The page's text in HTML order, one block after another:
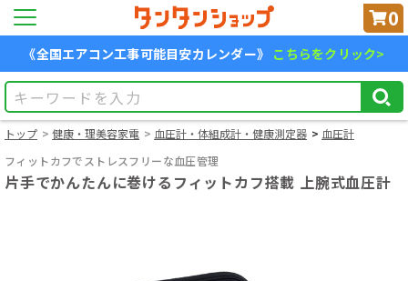
0
《全国エアコン工事可能目安カレンダー》 こちらをクリック>
トップ 健康・理美容家電 血圧計・体組成計・健康測定器
血圧計
フィットカフでストレスフリーな血圧管理
片手でかんたんに巻けるフィットカフ搭載 上腕式血圧計